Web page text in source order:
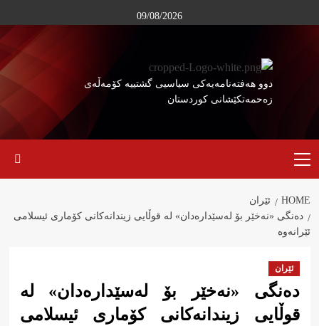
to
09/08/2026
دوو هەفتەنامەیەکی سیاسیی گشتییە کۆمەڵەی
زەحمەتکێشانی کوردستان
Menu
HOME
ئێران
دەنگی «نەخێر بۆ لەسێدارەدان» لە قوڵایی زیندانەکانی کۆماری ئیسلامی
ئێرانەوە
ئێران
دەنگی «نەخێر بۆ لەسێدارەدان» لە
قوڵایی زیندانەکانی کۆماری ئیسلامی